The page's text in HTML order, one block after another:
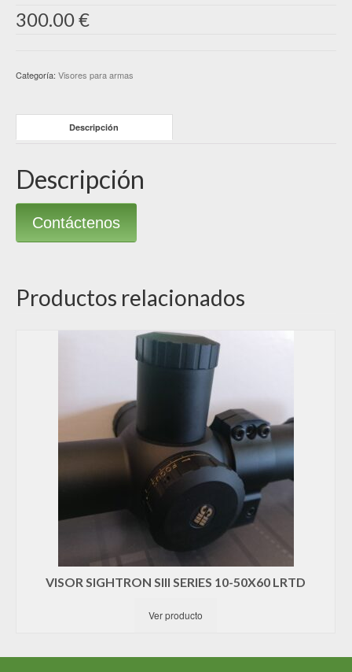
300.00€
Categoría: Visores para armas
Descripción
Descripción
Contáctenos
Productos relacionados
VISOR SIGHTRON SIII SERIES 10-50X60 LRTD
Ver producto